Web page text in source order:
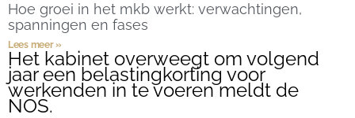
Hoe groei in het mkb werkt: verwachtingen,
spanningen en fases
Lees meer »
Het kabinet overweegt om volgend
jaar een belastingkorting voor
werkenden in te voeren meldt de
NOS.